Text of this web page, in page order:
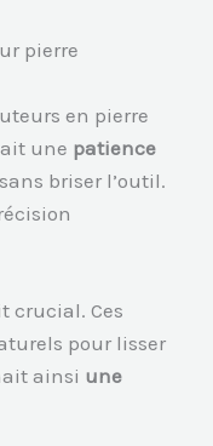
pierre
en pierre
une patience
sans briser l’outil.
crucial. Ces
pour lisser
ainsi une